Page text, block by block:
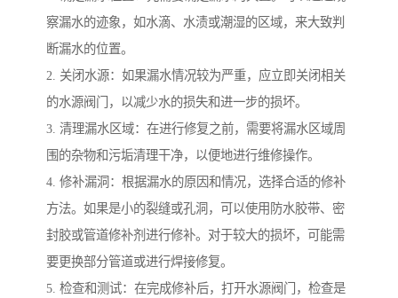
察漏水的迹象，如水滴、水渍或潮湿的区域，来大致判
断漏水的位置。
2. 关闭水源：如果漏水情况较为严重，应立即关闭相关
的水源阀门，以减少水的损失和进一步的损坏。
3. 清理漏水区域：在进行修复之前，需要将漏水区域周
围的杂物和污垢清理干净，以便地进行维修操作。
4. 修补漏洞：根据漏水的原因和情况，选择合适的修补
方法。如果是小的裂缝或孔洞，可以使用防水胶带、密
封胶或管道修补剂进行修补。对于较大的损坏，可能需
要更换部分管道或进行焊接修复。
5. 检查和测试：在完成修补后，打开水源阀门，检查是